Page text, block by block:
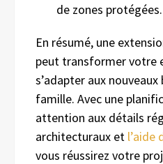
de zones protégées.
En résumé, une
peut transformer votre
s’adapter aux
famille. Avec une
attention aux détails
architecturaux et l’aide
vous réussirez votre